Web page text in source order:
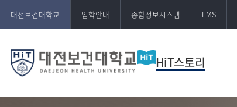
대전보건대학교 입학안내 종합정보시스템 LMS
HiT스토리